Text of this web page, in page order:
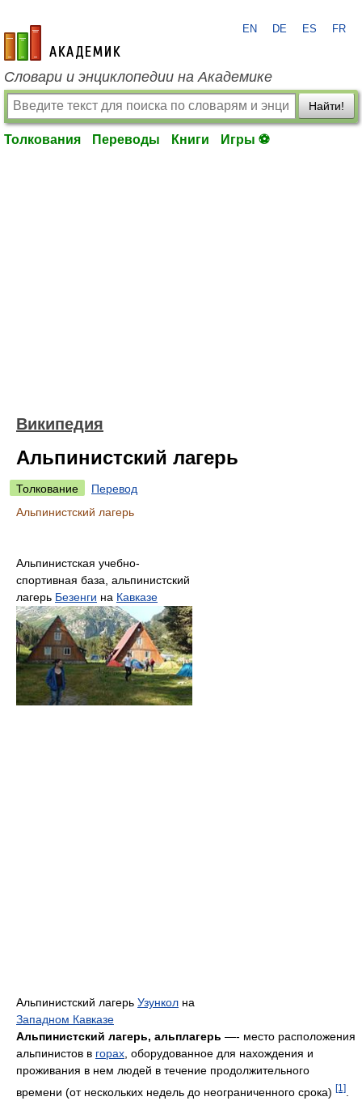
academic.ru
EN DE ES FR
Словари и энциклопедии на Академике
Найти!
Толкования Переводы Книги Игры ⚽
Википедия
Альпинистский лагерь
Толкование
Перевод
Альпинистский лагерь
Альпинистская учебно-
спортивная база, альпинистский
лагерь Безенги на Кавказе
Альпинистский лагерь Узункол на
Западном Кавказе
Альпинистский лагерь, альплагерь —- место расположения
альпинистов в горах , оборудованное для нахождения и
проживания в нем людей в течение продолжительного
времени (от нескольких недель до неограниченного срока) [1]